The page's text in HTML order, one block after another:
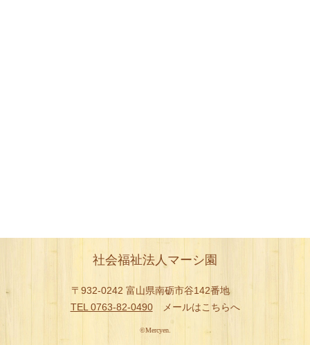
社会福祉法人マーシ園
〒932-0242 富山県南砺市谷142番地
TEL 0763-82-0490
メールはこちらへ
©Mercyen.